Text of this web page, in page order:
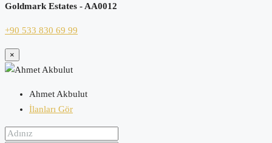
Goldmark Estates - AA0012
+90 533 830 69 99
×
Ahmet Akbulut
İlanları Gör